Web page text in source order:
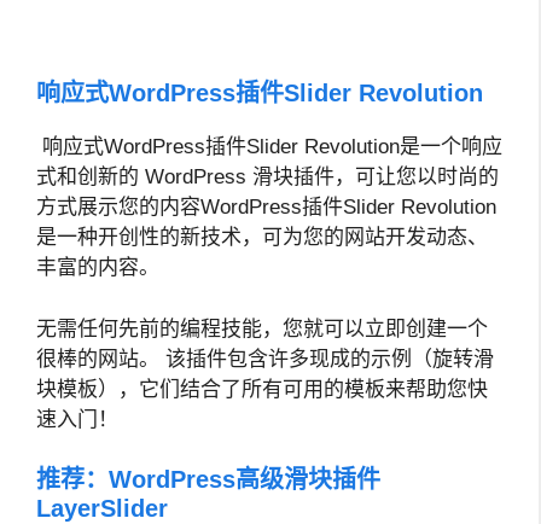
响应式WordPress插件Slider Revolution
响应式WordPress插件Slider Revolution是一个响应
式和创新的 WordPress 滑块插件，可让您以时尚的
方式展示您的内容WordPress插件Slider Revolution
是一种开创性的新技术，可为您的网站开发动态、
丰富的内容。
无需任何先前的编程技能，您就可以立即创建一个
很棒的网站。 该插件包含许多现成的示例（旋转滑
块模板），它们结合了所有可用的模板来帮助您快
速入门！
推荐： WordPress高级滑块插件
LayerSlider